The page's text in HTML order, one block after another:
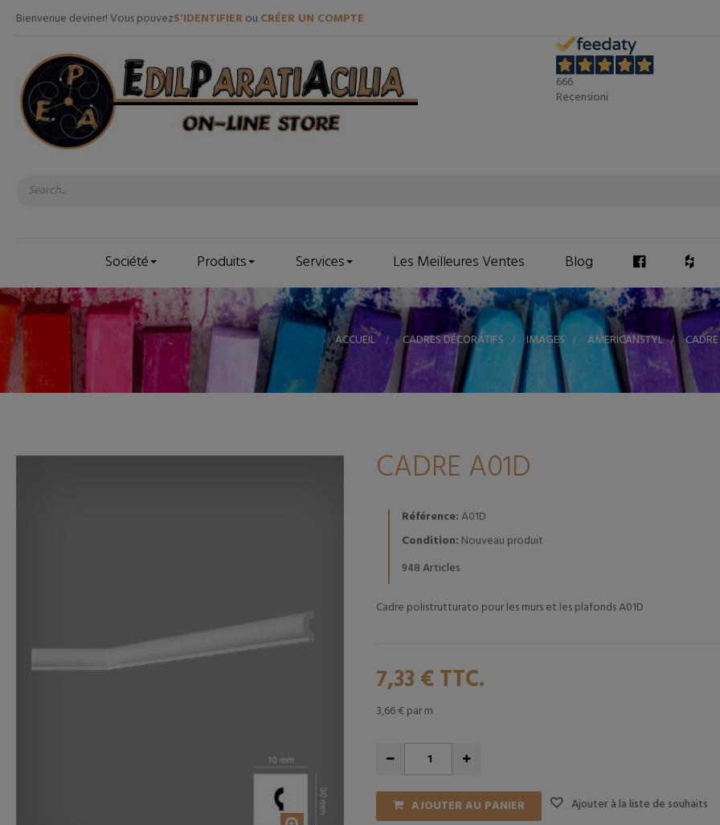
Bienvenue deviner! Vous pouvezS'IDENTIFIERou CRÉER UN COMPTE
666
Recensioni
Société Produits Services Les Meilleures Ventes Blog
ACCUEIL > CADRES DÉCORATIFS > IMAGES > AMERICANSTYL >
CADRE A01D
Référence:A01D
Condition: Nouveau produit
948Articles
Cadre polistrutturato pour les murs et les plafonds A01D
7,33 € TTC.
3,66 € par m
AJOUTER AU PANIER Ajouter à la liste de souhaits